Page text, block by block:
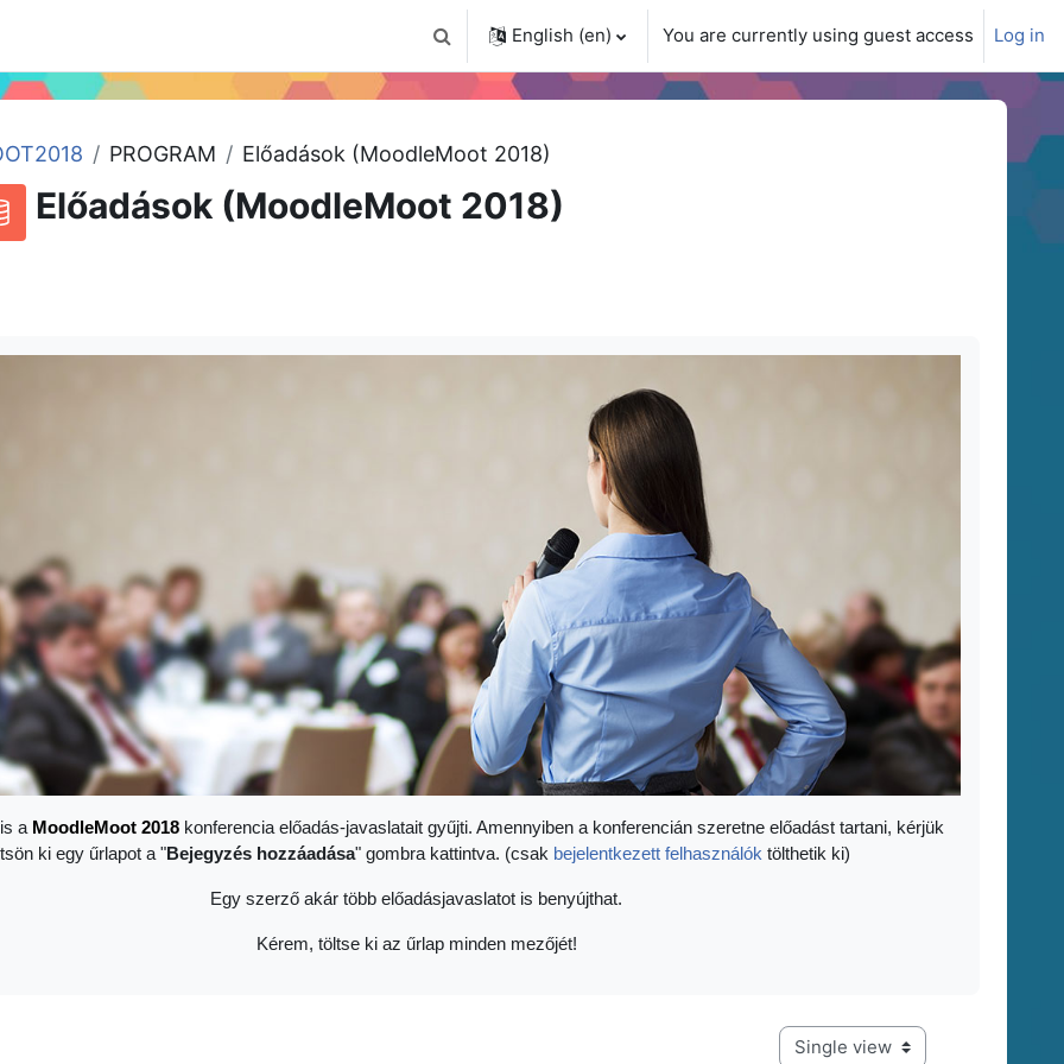
Toggle search input
English ‎(en)‎ You are currently using guest access Log in
PROGRAM Előadások (MoodleMoot 2018)
Előadások (MoodleMoot 2018)
a MoodleMoot 2018 konferencia előadás-javaslatait gyűjti. Amennyiben a konferencián szeretne előadást tartani, kérjük
ki egy űrlapot a "Bejegyzés hozzáadása" gombra kattintva. (csak bejelentkezett felhasználók tölthetik ki)
Egy szerző akár több előadásjavaslatot is benyújthat.
Kérem, töltse ki az űrlap minden mezőjét!
View mode tertiary navigation